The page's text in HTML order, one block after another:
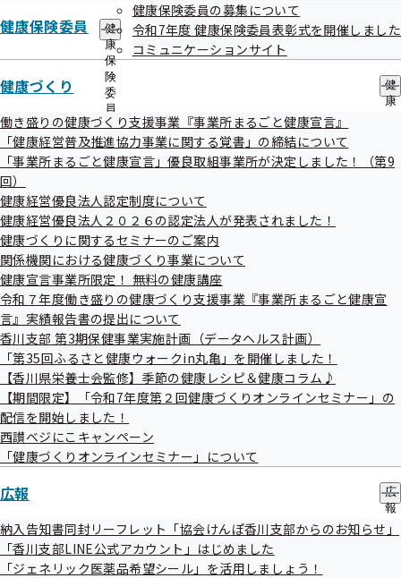
健康保険委員
健
康
保
険
委
員
の
サ
ブ
ュ
ー
健康保険委員の募集について
令和7年度 健康保険委員表彰式を開催しました
コミュニケーションサイト
健康づくり
健
康
の
働き盛りの健康づくり支援事業『事業所まるごと健康宣言』
「健康経営普及推進協力事業に関する覚書」の締結について
「事業所まるごと健康宣言」優良取組事業所が決定しました！（第9
回）
健康経営優良法人認定制度について
健康経営優良法人２０２６の認定法人が発表されました！
健康づくりに関するセミナーのご案内
関係機関における健康づくり事業について
健康宣言事業所限定！ 無料の健康講座
令和７年度働き盛りの健康づくり支援事業『事業所まるごと健康宣
言』実績報告書の提出について
香川支部 第3期保健事業実施計画（データヘルス計画）
「第35回ふるさと健康ウォークin丸亀」を開催しました！
【香川県栄養士会監修】季節の健康レシピ＆健康コラム♪
【期間限定】「令和7年度第２回健康づくりオンラインセミナー」の
配信を開始しました！
西讃ベジにこキャンペーン
「健康づくりオンラインセミナー」について
広報
広
報
の
サ
納入告知書同封リーフレット「協会けんぽ香川支部からのお知らせ」
「香川支部LINE公式アカウント」はじめました
「ジェネリック医薬品希望シール」を活用しましょう！
場所
全国健康保険協会香川支部 会議室
高松市鍛冶屋町3 香川三友ビル7階
議題
2026（令和8）年度 保険料率について
2026（令和8）年度 香川支部の課題を踏まえた支部
事業計画・支部保険者機能強化予算の検討について
2025（令和7）年度 支部事業報告（上半期）につい
て
2025（令和7）年度 香川支部保険者機能強化予算の
変更について
協会けんぽ香川支部の概要
議題については変更となる場合がございます。
傍聴方法
傍聴を希望される方は、10月15日（水）正午までに「第84
回香川支部評議会」傍聴申込書に必要事項を記入のうえ、
FAXでお申し込みください。
会場の制約上、先着順にて定員に達し次第、締め切り
傍聴決定者には、改めてこちらからご連絡差し上げま
す。